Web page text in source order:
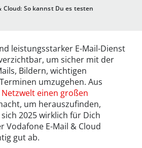
Cloud: So kannst Du es testen
leistungsstarker E-Mail-Dienst
um sicher mit der
Bildern, wichtigen
umzugehen. Aus
Netzwelt einen großen
um herauszufinden,
2025 wirklich für Dich
Vodafone E-Mail & Cloud
gut ab.